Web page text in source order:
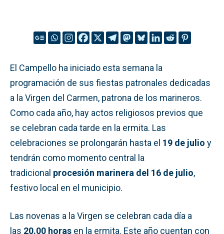
El Campello ha iniciado esta semana la
programación de sus fiestas patronales dedicadas
a la Virgen del Carmen, patrona de los marineros.
Como cada año, hay actos religiosos previos que
se celebran cada tarde en la ermita. Las
celebraciones se prolongarán hasta el 19 de julio y
tendrán como momento central la
tradicional procesión marinera del 16 de julio,
festivo local en el municipio.
Las novenas a la Virgen se celebran cada día a
las 20.00 horas en la ermita. Este año cuentan con